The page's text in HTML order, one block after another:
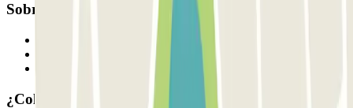
Sobre Parclick
¿Colaboramos?